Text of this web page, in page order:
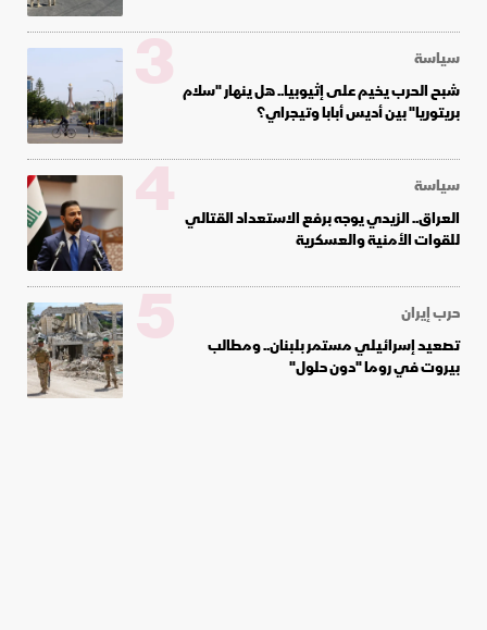
سياسة
شبح الحرب يخيم على إثيوبيا.. هل ينهار "سلام
بريتوريا" بين أديس أبابا وتيجراي؟
3
سياسة
العراق.. الزيدي يوجه برفع الاستعداد القتالي
للقوات الأمنية والعسكرية
4
حرب إيران
تصعيد إسرائيلي مستمر بلبنان.. ومطالب
بيروت في روما "دون حلول"
5